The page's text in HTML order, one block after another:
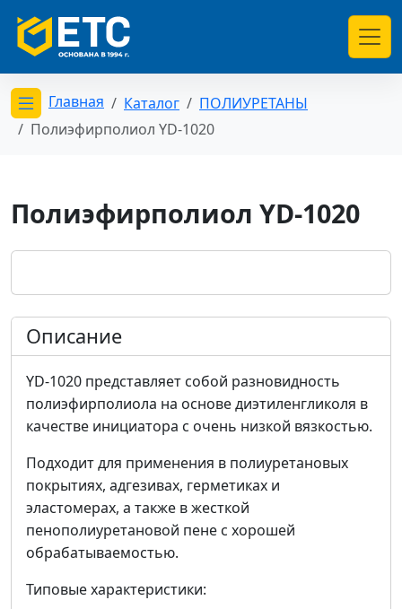
Открыть меню категорий
Главная Каталог
ПОЛИУРЕТАНЫ
Полиэфирполиол YD-1020
Полиэфирполиол YD-1020
Описание
YD-1020 представляет собой разновидность
полиэфирполиола на основе диэтиленгликоля в
качестве инициатора с очень низкой вязкостью.
Подходит для применения в полиуретановых
покрытиях, адгезивах, герметиках и
эластомерах, а также в жесткой
пенополиуретановой пене с хорошей
обрабатываемостью.
Типовые характеристики: